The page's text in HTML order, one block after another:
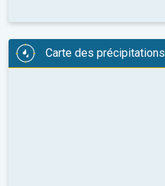
Carte des précipitations